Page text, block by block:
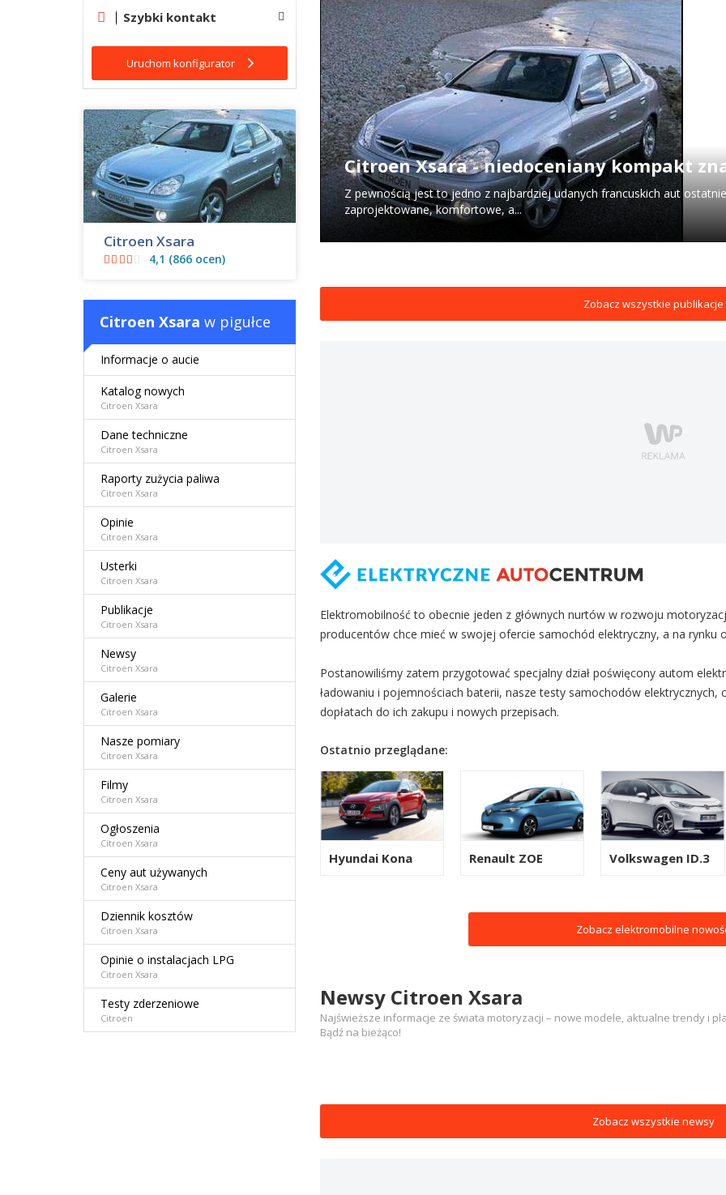
Citroen Xsara - niedoceniany kompakt
Z pewnością jest to jedno z najbardziej udanych francuskich aut
zaprojektowane, komfortowe, a...
Zobacz wszystkie publikacje
Elektromobilność to obecnie jeden z głównych nurtów w rozwoju
producentów chce mieć w swojej ofercie samochód elektryczny, a na rynku
Postanowiliśmy zatem przygotować specjalny dział poświęcony autom
ładowaniu i pojemnościach baterii, nasze testy samochodów
dopłatach do ich zakupu i nowych przepisach.
Ostatnio przeglądane:
Hyundai Kona Renault ZOE Volkswagen ID.3
Zobacz elektromobilne
Newsy Citroen Xsara
Najświeższe informacje ze świata motoryzacji – nowe modele, aktualne trendy i
Bądź na bieżąco!
Citroen Xsara w kraju wschodzącego słońca
Rajd Japonii, 2-5 września 2004
Zobacz wszystkie newsy
Szybki kontakt
Uruchom konfigurator
Citroen Xsara
4,1 (866 ocen)
Citroen Xsara w pigułce
Informacje o aucie
Katalog nowych
Citroen Xsara
Dane techniczne
Citroen Xsara
Raporty zużycia paliwa
Citroen Xsara
Opinie
Citroen Xsara
Usterki
Citroen Xsara
Publikacje
Citroen Xsara
Newsy
Citroen Xsara
Galerie
Citroen Xsara
Nasze pomiary
Citroen Xsara
Filmy
Citroen Xsara
Ogłoszenia
Citroen Xsara
Ceny aut używanych
Citroen Xsara
Dziennik kosztów
Citroen Xsara
Opinie o instalacjach LPG
Citroen Xsara
Testy zderzeniowe
Citroen